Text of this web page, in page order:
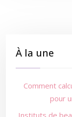
À la une
Comment
pour
Instituts de